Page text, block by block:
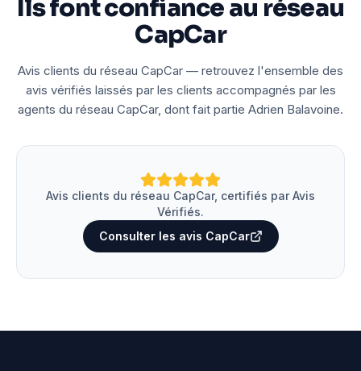
Ils font confiance au réseau
CapCar
Avis clients du réseau CapCar — retrouvez l'ensemble des
avis vérifiés laissés par les clients accompagnés par les
agents du réseau CapCar, dont fait partie Adrien Balavoine.
Avis clients du réseau CapCar, certifiés par Avis
Vérifiés.
Consulter les avis CapCar